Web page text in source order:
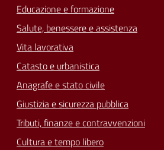
Educazione e formazione
Salute, benessere e assistenza
Vita lavorativa
Catasto e urbanistica
Anagrafe e stato civile
Giustizia e sicurezza pubblica
Tributi, finanze e contravvenzioni
Cultura e tempo libero